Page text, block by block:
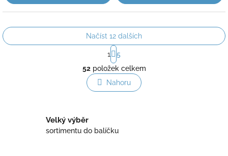
O
v
l
á
í
Načíst 12 dalších
S
t
r
á
n
k
í
1
5
52položek celkem
Nahoru
Velký výběr
sortimentu do balíčku